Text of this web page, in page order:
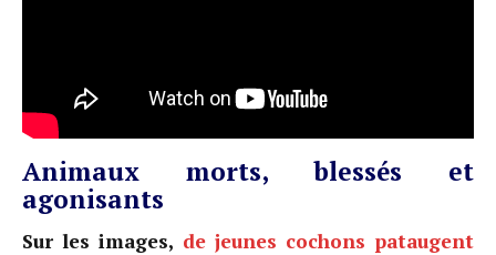
Animaux morts, blessés et
agonisants
Sur les images, de jeunes cochons pataugent